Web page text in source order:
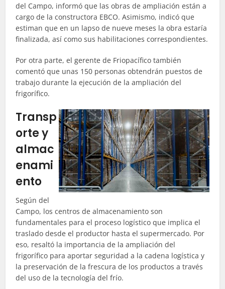
del Campo, informó que las obras de ampliación están a
cargo de la constructora EBCO. Asimismo, indicó que
estiman que en un lapso de nueve meses la obra estaría
finalizada, así como sus habilitaciones correspondientes.
Por otra parte, el gerente de Friopacífico también
comentó que unas 150 personas obtendrán puestos de
trabajo durante la ejecución de la ampliación del
frigorífico.
Transp
orte y
almac
enami
ento
Según del
Campo, los centros de almacenamiento son
fundamentales para el proceso logístico que implica el
traslado desde el productor hasta el supermercado. Por
eso, resaltó la importancia de la ampliación del
frigorífico para aportar seguridad a la cadena logística y
la preservación de la frescura de los productos a través
del uso de la tecnología del frío.